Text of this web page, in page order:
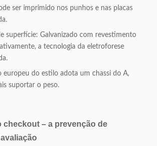
ser imprimido nos punhos e nas placas
superfície: Galvanizado com revestimento
a tecnologia da eletroforese
europeu do estilo adota um chassi do A,
suportar o peso.
checkout – a prevenção de